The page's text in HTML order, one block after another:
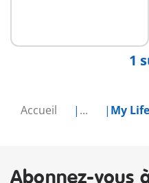
Accueil ... My Life
1
Abonnez-vous